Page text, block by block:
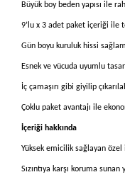
Büyük boy beden yapısı ile
9’lu x 3 adet paket içeriği ile
Gün boyu kuruluk hissi
Esnek ve vücuda uyumlu
İç çamaşırı gibi giyilip
Çoklu paket avantajı ile
İçeriği hakkında
Yüksek emicilik sağlayan özel
Sızıntıya karşı koruma sunan